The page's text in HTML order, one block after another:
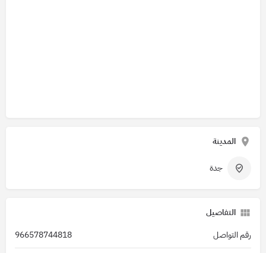
المدينة
جدة
التفاصيل
رقم التواصل
966578744818